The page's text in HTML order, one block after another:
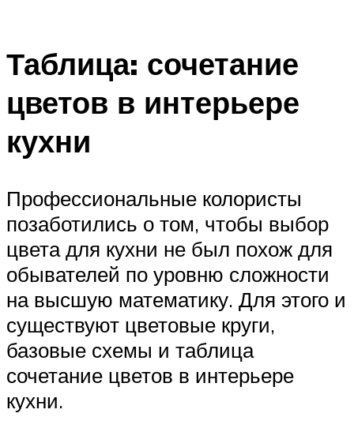
Таблица: сочетание
цветов в интерьере
кухни
Профессиональные колористы
позаботились о том, чтобы выбор
цвета для кухни не был похож для
обывателей по уровню сложности
на высшую математику. Для этого и
существуют цветовые круги,
базовые схемы и таблица
сочетание цветов в интерьере
кухни.